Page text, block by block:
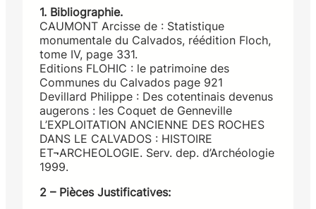
1. Bibliographie.
CAUMONT Arcisse de : Statistique
monumentale du Calvados, réédition Floch,
tome IV, page 331.
Editions FLOHIC : le patrimoine des
Communes du Calvados page 921
Devillard Philippe : Des cotentinais devenus
augerons : les Coquet de Genneville
L’EXPLOITATION ANCIENNE DES ROCHES
DANS LE CALVADOS : HISTOIRE
ET¬ARCHEOLOGIE. Serv. dep. d’Archéologie
1999.
2 – Pièces Justificatives: